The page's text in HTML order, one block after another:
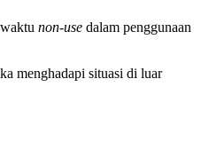
non-use dalam penggunaan
menghadapi situasi di luar